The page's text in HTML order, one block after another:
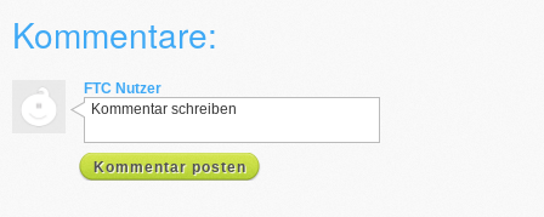
Kommentare:
FTC Nutzer
Kommentar schreiben
Kommentar posten